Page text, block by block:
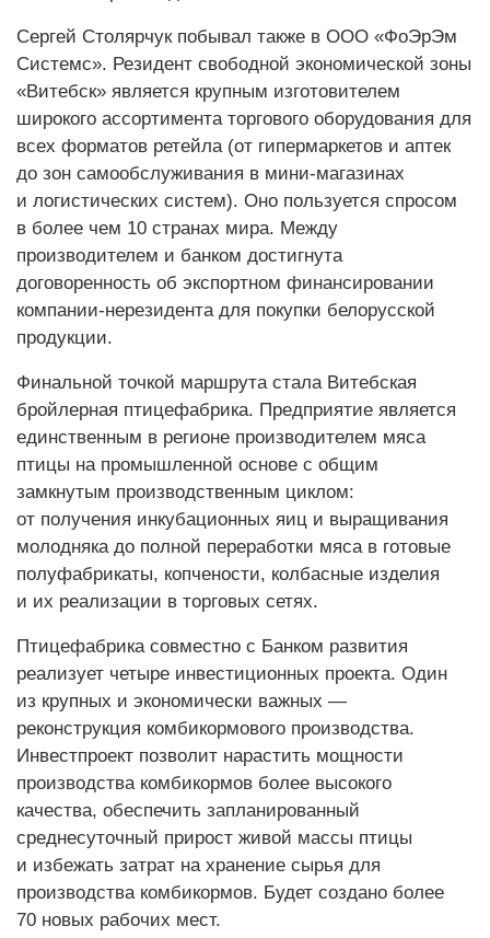
Сергей Столярчук побывал также в ООО «ФоЭрЭм
Системс». Резидент свободной экономической зоны
«Витебск» является крупным изготовителем
широкого ассортимента торгового оборудования для
всех форматов ретейла (от гипермаркетов и аптек
до зон самообслуживания в мини-магазинах
и логистических систем). Оно пользуется спросом
в более чем 10 странах мира. Между
производителем и банком достигнута
договоренность об экспортном финансировании
компании-нерезидента для покупки белорусской
продукции.
Финальной точкой маршрута стала Витебская
бройлерная птицефабрика. Предприятие является
единственным в регионе производителем мяса
птицы на промышленной основе с общим
замкнутым производственным циклом:
от получения инкубационных яиц и выращивания
молодняка до полной переработки мяса в готовые
полуфабрикаты, копчености, колбасные изделия
и их реализации в торговых сетях.
Птицефабрика совместно с Банком развития
реализует четыре инвестиционных проекта. Один
из крупных и экономически важных —
реконструкция комбикормового производства.
Инвестпроект позволит нарастить мощности
производства комбикормов более высокого
качества, обеспечить запланированный
среднесуточный прирост живой массы птицы
и избежать затрат на хранение сырья для
производства комбикормов. Будет создано более
70 новых рабочих мест.